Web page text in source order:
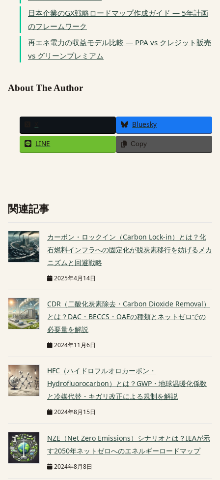
日本企業のGX戦略ロードマップ作成ガイド — 5年計画
のフレームワーク
再エネ電力の収益モデル比較 — PPA vs クレジット販売
vs グリーンプレミアム
About The Author
Bluesky
LINE Copy
関連記事
カーボン・ロックイン（Carbon Lock-in）とは？化
石燃料インフラへの固定化が脱炭素移行を妨げるメカ
ニズムと回避戦略
2025年4月14日
CDR（二酸化炭素除去・Carbon Dioxide Removal）
とは？DAC・BECCS・OAEの種類とネットゼロでの
必要量を解説
2024年11月6日
HFC（ハイドロフルオロカーボン・
Hydrofluorocarbon）とは？GWP・地球温暖化係数
と冷媒代替・キガリ改正による規制を解説
2024年8月15日
NZE（Net Zero Emissions）シナリオとは？IEAが示
す2050年ネットゼロへのエネルギーロードマップ
2024年8月8日